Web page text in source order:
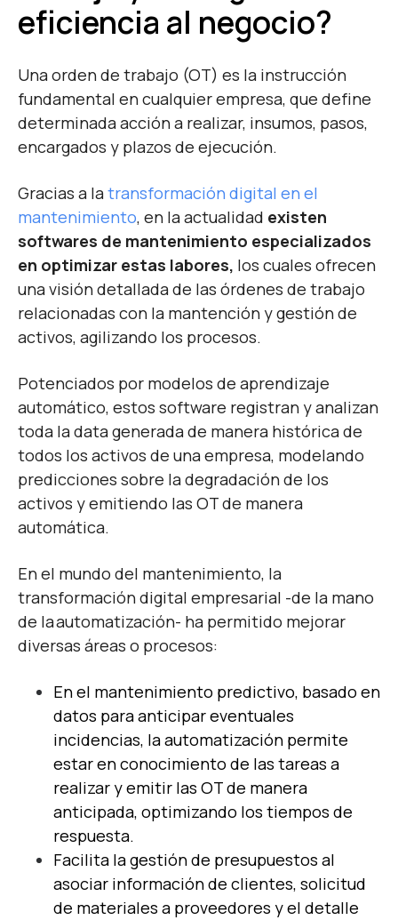
eficiencia al negocio?
Una orden de trabajo (OT) es la instrucción
fundamental en cualquier empresa, que define
determinada acción a realizar, insumos, pasos,
encargados y plazos de ejecución.
Gracias a latransformación digital en el
mantenimiento, en la actualidad existen
softwares de mantenimiento especializados
en optimizar estas labores, los cuales ofrecen
una visión detallada de las órdenes de trabajo
relacionadas con la mantención y gestión de
activos, agilizando los procesos.
Potenciados por modelos de aprendizaje
automático, estos software registran y analizan
toda la data generada de manera histórica de
todos los activos de una empresa, modelando
predicciones sobre la degradación de los
activos y emitiendo las OT de manera
automática.
En el mundo del mantenimiento, la
transformación digital empresarial -de la mano
de la automatización- ha permitido mejorar
diversas áreas o procesos:
En el mantenimiento predictivo, basado en
datos para anticipar eventuales
incidencias, la automatización permite
estar en conocimiento de las tareas a
realizar y emitir las OT de manera
anticipada, optimizando los tiempos de
respuesta.
Facilita la gestión de presupuestos al
asociar información de clientes, solicitud
de materiales a proveedores y el detalle